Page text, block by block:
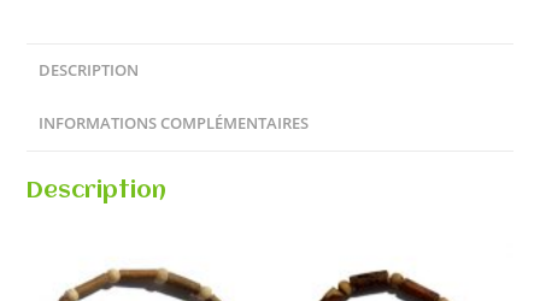
DESCRIPTION
INFORMATIONS COMPLÉMENTAIRES
Description